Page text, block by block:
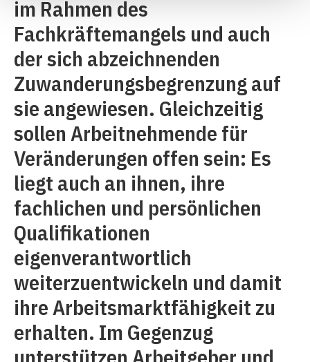
im Rahmen des
Fachkräftemangels und auch
der sich abzeichnenden
Zuwanderungsbegrenzung auf
sie angewiesen. Gleichzeitig
sollen Arbeitnehmende für
Veränderungen offen sein: Es
liegt auch an ihnen, ihre
fachlichen und persönlichen
Qualifikationen
eigenverantwortlich
weiterzuentwickeln und damit
ihre Arbeitsmarktfähigkeit zu
erhalten. Im Gegenzug
unterstützen Arbeitgeber und